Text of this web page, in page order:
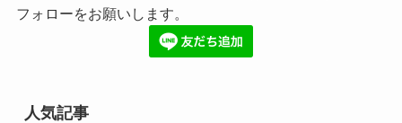
フォローをお願いします。
人気記事